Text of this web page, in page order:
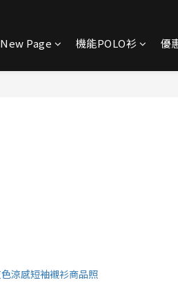
New Page 機能POLO衫 優